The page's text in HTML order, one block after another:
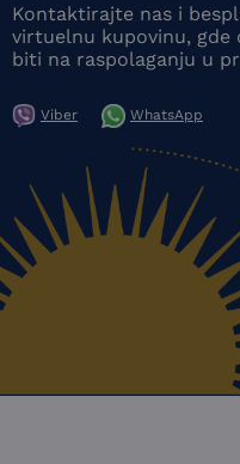
Kontaktirajte nas i
virtuelnu kupovinu, gde
biti na raspolaganju u
Viber WhatsApp